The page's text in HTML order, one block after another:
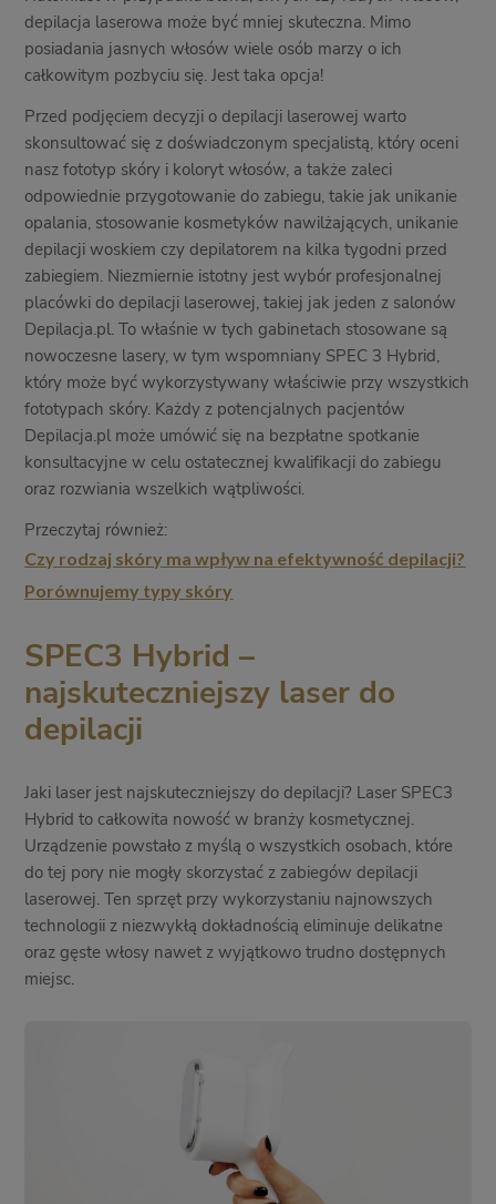
depilacja laserowa może być mniej skuteczna. Mimo
posiadania jasnych włosów wiele osób marzy o ich
całkowitym pozbyciu się. Jest taka opcja!
Przed podjęciem decyzji o depilacji laserowej warto
skonsultować się z doświadczonym specjalistą, który oceni
nasz fototyp skóry i koloryt włosów, a także zaleci
odpowiednie przygotowanie do zabiegu, takie jak unikanie
opalania, stosowanie kosmetyków nawilżających, unikanie
depilacji woskiem czy depilatorem na kilka tygodni przed
zabiegiem. Niezmiernie istotny jest wybór profesjonalnej
placówki do depilacji laserowej, takiej jak jeden z salonów
Depilacja.pl. To właśnie w tych gabinetach stosowane są
nowoczesne lasery, w tym wspomniany SPEC 3 Hybrid,
który może być wykorzystywany właściwie przy wszystkich
fototypach skóry. Każdy z potencjalnych pacjentów
Depilacja.pl może umówić się na bezpłatne spotkanie
konsultacyjne w celu ostatecznej kwalifikacji do zabiegu
oraz rozwiania wszelkich wątpliwości.
Przeczytaj również:
Czy rodzaj skóry ma wpływ na efektywność depilacji?
Porównujemy typy skóry
SPEC3 Hybrid –
najskuteczniejszy laser do
depilacji
Jaki laser jest najskuteczniejszy do depilacji? Laser SPEC3
Hybrid to całkowita nowość w branży kosmetycznej.
Urządzenie powstało z myślą o wszystkich osobach, które
do tej pory nie mogły skorzystać z zabiegów depilacji
laserowej. Ten sprzęt przy wykorzystaniu najnowszych
technologii z niezwykłą dokładnością eliminuje delikatne
oraz gęste włosy nawet z wyjątkowo trudno dostępnych
miejsc.